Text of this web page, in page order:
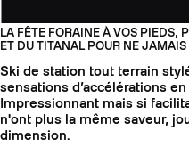
LA FÊTE FORAINE À VOS PIEDS,
ET DU TITANAL POUR NE
Ski de station tout terrain
sensations d’accélérations
Impressionnant mais si
n'ont plus la même saveur,
dimension.